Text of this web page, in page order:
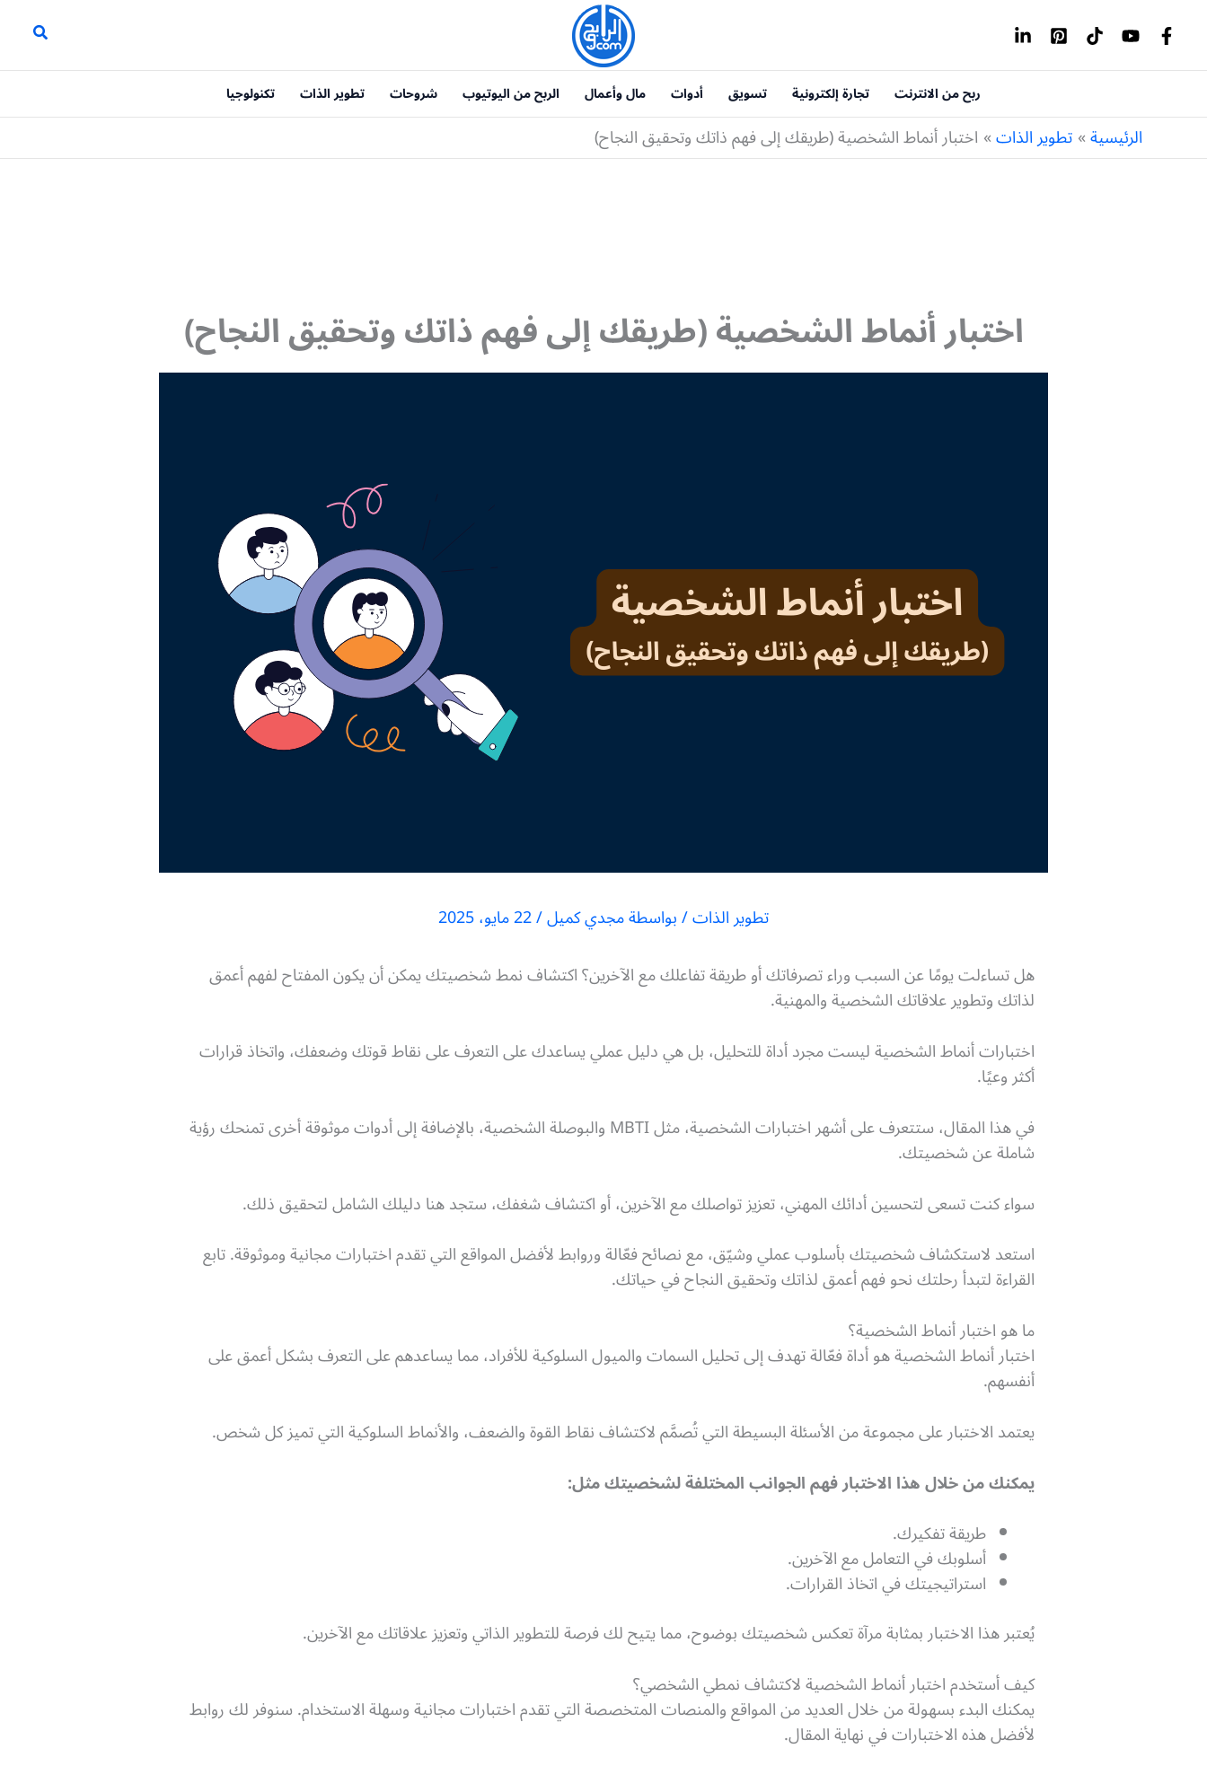
المحتوى
ربح من الانترنت تجارة إلكترونية تسويق أدوات مال وأعمال الربح من اليوتيوب شروحات تطوير الذات تكنولوجيا
الرئيسية تطوير الذات اختبار أنماط الشخصية (طريقك إلى فهم ذاتك وتحقيق النجاح)
اختبار أنماط الشخصية (طريقك إلى فهم ذاتك وتحقيق النجاح)
تطوير الذات/ بواسطةمجدي كميل/22 مايو، 2025
هل تساءلت يومًا عن السبب وراء تصرفاتك أو طريقة تفاعلك مع الآخرين؟ اكتشاف نمط شخصيتك يمكن أن يكون المفتاح لفهم أعمق
لذاتك وتطوير علاقاتك الشخصية والمهنية.
اختبارات أنماط الشخصية ليست مجرد أداة للتحليل، بل هي دليل عملي يساعدك على التعرف على نقاط قوتك وضعفك، واتخاذ قرارات
أكثر وعيًا.
في هذا المقال، ستتعرف على أشهر اختبارات الشخصية، مثل MBTI والبوصلة الشخصية، بالإضافة إلى أدوات موثوقة أخرى تمنحك رؤية
شاملة عن شخصيتك.
سواء كنت تسعى لتحسين أدائك المهني، تعزيز تواصلك مع الآخرين، أو اكتشاف شغفك، ستجد هنا دليلك الشامل لتحقيق ذلك.
استعد لاستكشاف شخصيتك بأسلوب عملي وشيّق، مع نصائح فعّالة وروابط لأفضل المواقع التي تقدم اختبارات مجانية وموثوقة. تابع
القراءة لتبدأ رحلتك نحو فهم أعمق لذاتك وتحقيق النجاح في حياتك.
ما هو اختبار أنماط الشخصية؟
اختبار أنماط الشخصية هو أداة فعّالة تهدف إلى تحليل السمات والميول السلوكية للأفراد، مما يساعدهم على التعرف بشكل أعمق على
أنفسهم.
يعتمد الاختبار على مجموعة من الأسئلة البسيطة التي تُصمَّم لاكتشاف نقاط القوة والضعف، والأنماط السلوكية التي تميز كل شخص.
يمكنك من خلال هذا الاختبار فهم الجوانب المختلفة لشخصيتك مثل:
طريقة تفكيرك.
أسلوبك في التعامل مع الآخرين.
استراتيجيتك في اتخاذ القرارات.
يُعتبر هذا الاختبار بمثابة مرآة تعكس شخصيتك بوضوح، مما يتيح لك فرصة للتطوير الذاتي وتعزيز علاقاتك مع الآخرين.
كيف أستخدم اختبار أنماط الشخصية لاكتشاف نمطي الشخصي؟
يمكنك البدء بسهولة من خلال العديد من المواقع والمنصات المتخصصة التي تقدم اختبارات مجانية وسهلة الاستخدام. سنوفر لك روابط
لأفضل هذه الاختبارات في نهاية المقال.